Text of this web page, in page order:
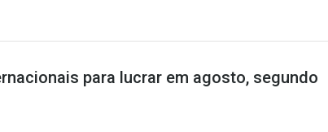
para lucrar em agosto, segundo